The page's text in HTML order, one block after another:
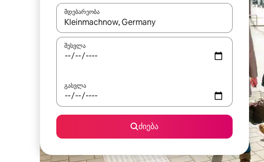
მდებარეობა
როცა შედეგები ხელმისაწვდომი გახდება, ნავიგაციისთვის
შესვლა
გასვლა
ძიება